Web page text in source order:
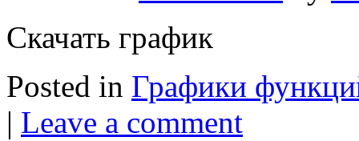
Скачать график
Posted in Графики
| Leave a comment